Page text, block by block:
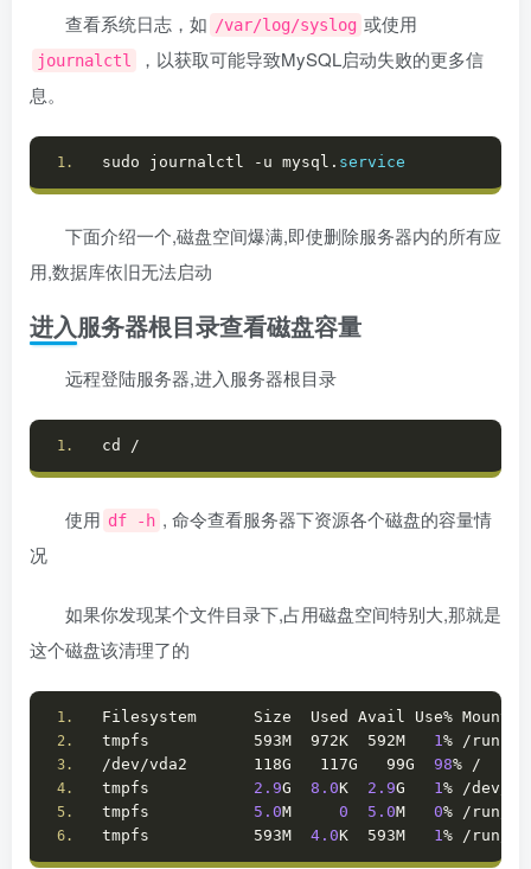
查看系统日志，如 /var/log/syslog 或使用
journalctl
，以获取可能导致MySQL启动失败的更多信
息。
sudo journalctl -u mysql. service
下面介绍一个,磁盘空间爆满,即使删除服务器内的所有应
用,数据库依旧无法启动
进入服务器根目录查看磁盘容量
远程登陆服务器,进入服务器根目录
cd /
使用 df -h , 命令查看服务器下资源各个磁盘的容量情
况
如果你发现某个文件目录下,占用磁盘空间特别大,那就是
这个磁盘该清理了的
Filesystem      Size  Used Avail Use%
tmpfs           593M  972K  592M 1% /run
/dev/vda2       118G   117G   99G 98% /
tmpfs 2.9G 8.0K 2.9G 1% /dev/
tmpfs 5.0M 0 5.0M 0% /run/
tmpfs           593M 4.0K  593M 1% /run/